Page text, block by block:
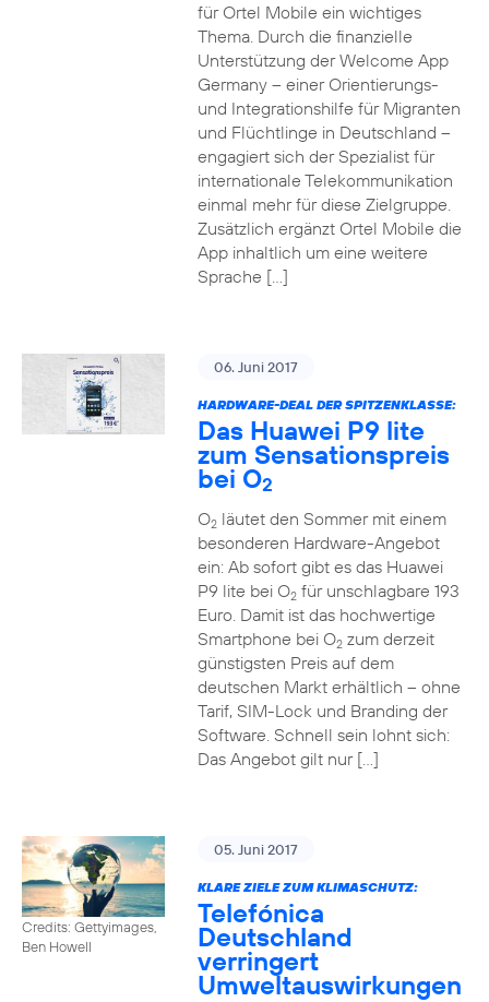
für Ortel Mobile ein wichtiges
Thema. Durch die finanzielle
Unterstützung der Welcome App
Germany – einer Orientierungs-
und Integrationshilfe für Migranten
und Flüchtlinge in Deutschland –
engagiert sich der Spezialist für
internationale Telekommunikation
einmal mehr für diese Zielgruppe.
Zusätzlich ergänzt Ortel Mobile die
App inhaltlich um eine weitere
Sprache […]
06. Juni 2017
HARDWARE-DEAL DER SPITZENKLASSE:
Das Huawei P9 lite
zum Sensationspreis
bei O2
O2läutet den Sommer mit einem
besonderen Hardware-Angebot
ein: Ab sofort gibt es das Huawei
P9 lite bei O2für unschlagbare 193
Euro. Damit ist das hochwertige
Smartphone bei O2zum derzeit
günstigsten Preis auf dem
deutschen Markt erhältlich – ohne
Tarif, SIM-Lock und Branding der
Software. Schnell sein lohnt sich:
Das Angebot gilt nur […]
Credits: Gettyimages,
Ben Howell
05. Juni 2017
KLARE ZIELE ZUM KLIMASCHUTZ:
Telefónica
Deutschland
verringert
Umweltauswirkungen